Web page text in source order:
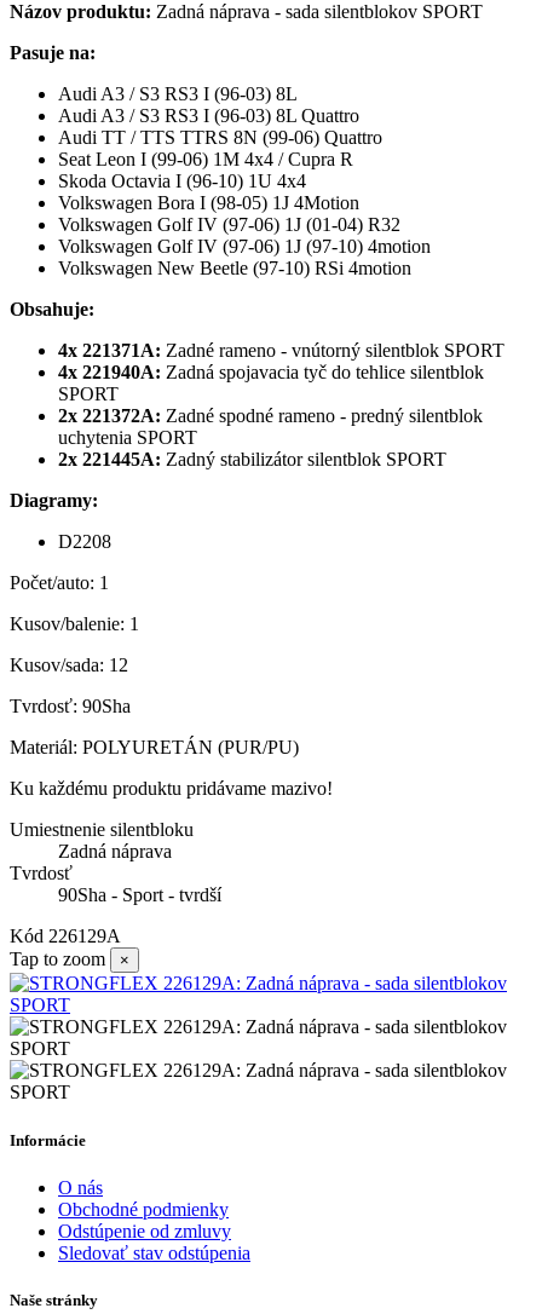
Názov produktu: Zadná náprava - sada silentblokov SPORT
Pasuje na:
Audi A3 / S3 RS3 I (96-03) 8L
Audi A3 / S3 RS3 I (96-03) 8L Quattro
Audi TT / TTS TTRS 8N (99-06) Quattro
Seat Leon I (99-06) 1M 4x4 / Cupra R
Skoda Octavia I (96-10) 1U 4x4
Volkswagen Bora I (98-05) 1J 4Motion
Volkswagen Golf IV (97-06) 1J (01-04) R32
Volkswagen Golf IV (97-06) 1J (97-10) 4motion
Volkswagen New Beetle (97-10) RSi 4motion
Obsahuje:
4x 221371A: Zadné rameno - vnútorný silentblok SPORT
4x 221940A: Zadná spojavacia tyč do tehlice silentblok
SPORT
2x 221372A: Zadné spodné rameno - predný silentblok
uchytenia SPORT
2x 221445A: Zadný stabilizátor silentblok SPORT
Diagramy:
D2208
Počet/auto: 1
Kusov/balenie: 1
Kusov/sada: 12
Tvrdosť: 90Sha
Materiál: POLYURETÁN (PUR/PU)
Ku každému produktu pridávame mazivo!
Umiestnenie silentbloku
Zadná náprava
Tvrdosť
90Sha - Sport - tvrdší
Kód 226129A
Tap to zoom
×
Informácie
O nás
Obchodné podmienky
Odstúpenie od zmluvy
Sledovať stav odstúpenia
Naše stránky